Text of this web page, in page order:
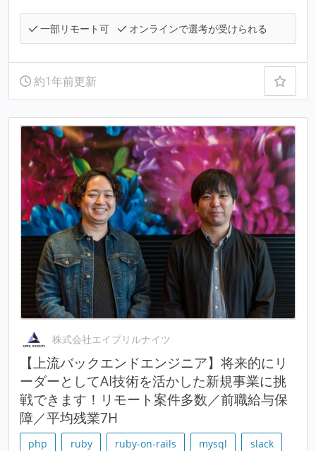
一部リモート可 オンラインで選考が受けられる
約1年前更新
株式会社エイプリルナイツ
【上流バックエンドエンジニア】将来的にリ
ーダーとしてAI技術を活かした新規事業に挑
戦できます！リモート案件多数／前職給与保
障／平均残業7H
php ruby ruby-on-rails mysql
slack